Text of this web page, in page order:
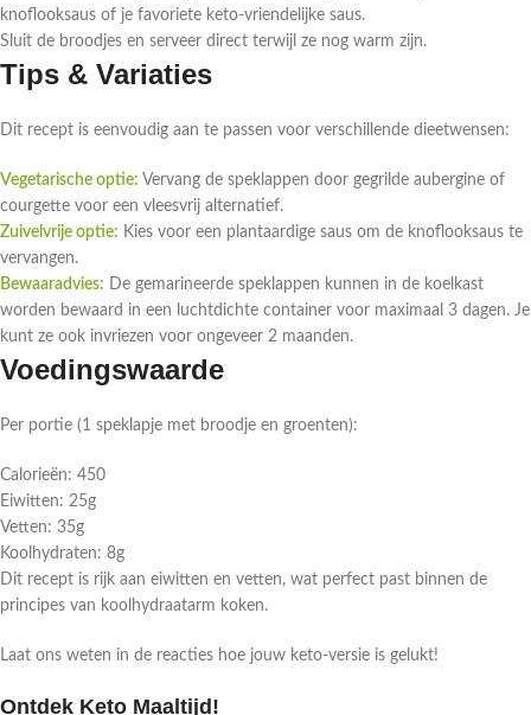
knoflooksaus of je favoriete keto-vriendelijke saus.
Sluit de broodjes en serveer direct terwijl ze nog warm zijn.
Tips & Variaties
Dit recept is eenvoudig aan te passen voor verschillende dieetwensen:
Vegetarische optie: Vervang de speklappen door gegrilde aubergine of
courgette voor een vleesvrij alternatief.
Zuivelvrije optie: Kies voor een plantaardige saus om de knoflooksaus te
vervangen.
Bewaaradvies: De gemarineerde speklappen kunnen in de koelkast
worden bewaard in een luchtdichte container voor maximaal 3 dagen. Je
kunt ze ook invriezen voor ongeveer 2 maanden.
Voedingswaarde
Per portie (1 speklapje met broodje en groenten):
Calorieën: 450
Eiwitten: 25g
Vetten: 35g
Koolhydraten: 8g
Dit recept is rijk aan eiwitten en vetten, wat perfect past binnen de
principes van koolhydraatarm koken.
Laat ons weten in de reacties hoe jouw keto-versie is gelukt!
Ontdek Keto Maaltijd!